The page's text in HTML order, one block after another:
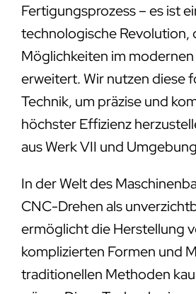
Fertigungsprozess – es ist
technologische Revolution,
Möglichkeiten im
erweitert. Wir nutzen diese
Technik, um präzise und
höchster Effizienz
aus Werk VII und
In der Welt des
CNC-Drehen als
ermöglicht die Herstellung
komplizierten Formen und
traditionellen Methoden